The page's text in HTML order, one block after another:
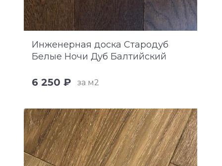
Инженерная доска Стародуб
Белые Ночи Дуб Балтийский
6 250 ₽ за м2